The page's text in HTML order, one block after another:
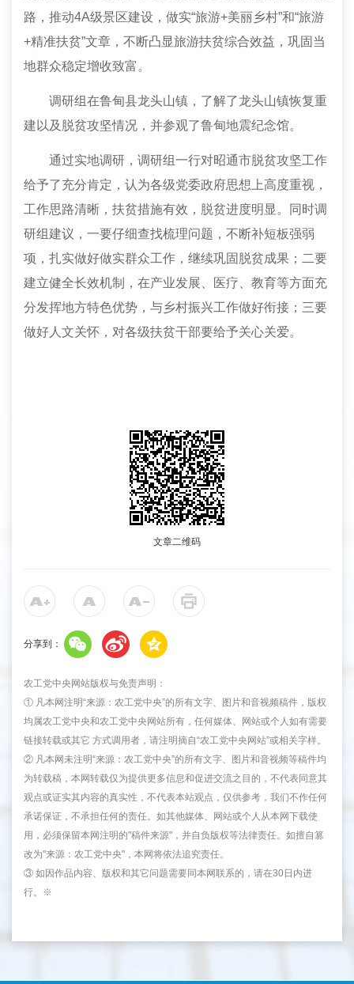
路，推动4A级景区建设，做实“旅游+美丽乡村”和“旅游
+精准扶贫”文章，不断凸显旅游扶贫综合效益，巩固当
地群众稳定增收致富。
调研组在鲁甸县龙头山镇 ， 了解了龙头山镇恢复重
建以及脱贫攻坚情况，并参观了鲁甸地震纪念馆。
通过实地调研，调研组一行对昭通市脱贫攻坚工作
给予了充分肯定，认为各级党委政府思想上高度重视，
工作思路清晰，扶贫措施有效，脱贫进度明显。同时调
研组建议，一要仔细查找梳理问题 ， 不断补短板强弱
项，扎实做好做实群众工作，继续巩固脱贫成果；二要
建立健全长效机制
， 在产业发展、医疗、教育等方面充
分发挥地方特色优势，与乡村振兴工作做好衔接 ； 三要
做好人文关怀 ， 对各级扶贫干部要给予关心关爱。
文章二维码
分享到：
农工党中央网站版权与免责声明：
① 凡本网注明“来源：农工党中央”的所有文字、图片和音视频稿件，版权
均属农工党中央和农工党中央网站所有，任何媒体、网站或个人如有需要
链接转载或其它 方式调用者，请注明摘自“农工党中央网站”或相关字样。
② 凡本网未注明“来源：农工党中央”的所有文字、图片和音视频等稿件均
为转载稿，本网转载仅为提供更多信息和促进交流之目的，不代表同意其
观点或证实其内容的真实性，不代表本站观点，仅供参考，我们不作任何
承诺保证，不承担任何的责任。如其他媒体、网站或个人从本网下载使
用，必须保留本网注明的"稿件来源"，并自负版权等法律责任。如擅自篡
改为"来源：农工党中央"，本网将依法追究责任。
③ 如因作品内容、版权和其它问题需要同本网联系的，请在30日内进
行。※